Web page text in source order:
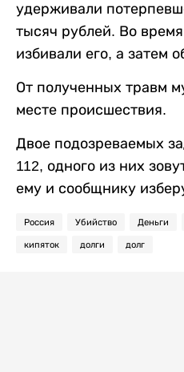
удерживали
тысяч рублей. Во
избивали его, а затем
От полученных травм
месте происшествия.
Двое подозреваемых
112, одного из них
ему и сообщнику
Россия Убийство Деньги
кипяток долги долг